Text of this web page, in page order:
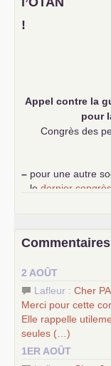
d’Europe
–!
Appel contre la
pour
Congrès des
– pour une autre
le dernier
science sociale de
d’Europe
–lescinq chantiers
communiste
2 AOÛT
Lafleur : Cher
Merci pour cette
Elle rappelle
seules (…)
1ER AOÛT